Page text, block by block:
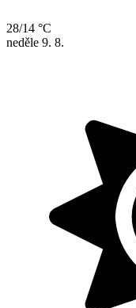
28/14 °C
neděle 9. 8.